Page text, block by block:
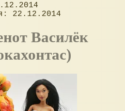
22.12.2014